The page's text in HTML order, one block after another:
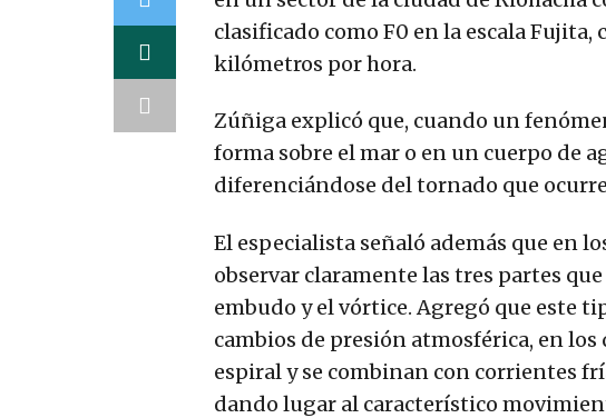
clasificado como F0 en la escala
kilómetros por hora.
Zúñiga explicó que, cuando un
forma sobre el mar o en un cuerpo de
diferenciándose del tornado que
El especialista señaló además que en
observar claramente las tres partes
embudo y el vórtice. Agregó que este
cambios de presión atmosférica, en
espiral y se combinan con corrientes
dando lugar al característico